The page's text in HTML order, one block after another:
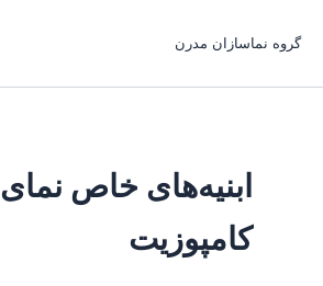
گروه نماسازان مدرن
ابنیه‌های خاص نمای
کامپوزیت